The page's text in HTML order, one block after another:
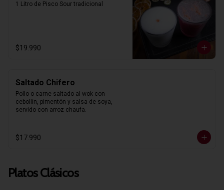
1 Litro de Pisco Sour tradicional
$19.990
Saltado Chifero
Pollo o carne saltado al wok con
cebollín, pimentón y salsa de soya,
servido con arroz chaufa.
$17.990
Platos Clásicos